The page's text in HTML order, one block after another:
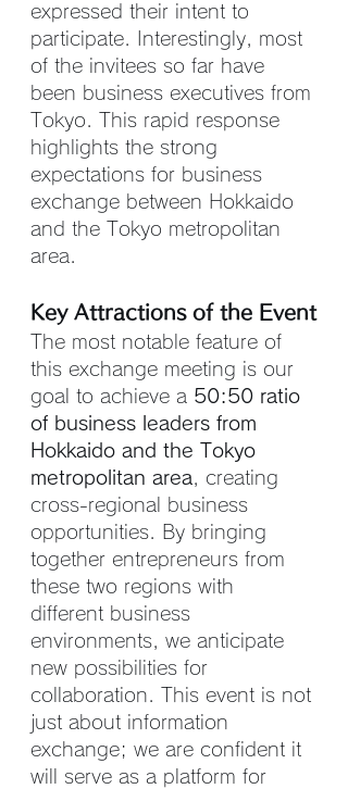
expressed their intent to
participate. Interestingly, most
of the invitees so far have
been business executives from
Tokyo. This rapid response
highlights the strong
expectations for business
exchange between Hokkaido
and the Tokyo metropolitan
area.
Key Attractions of the Event
The most notable feature of
this exchange meeting is our
goal to achieve a 50:50 ratio
of business leaders from
Hokkaido and the Tokyo
metropolitan area , creating
cross-regional business
opportunities. By bringing
together entrepreneurs from
these two regions with
different business
environments, we anticipate
new possibilities for
collaboration. This event is not
just about information
exchange; we are confident it
will serve as a platform for